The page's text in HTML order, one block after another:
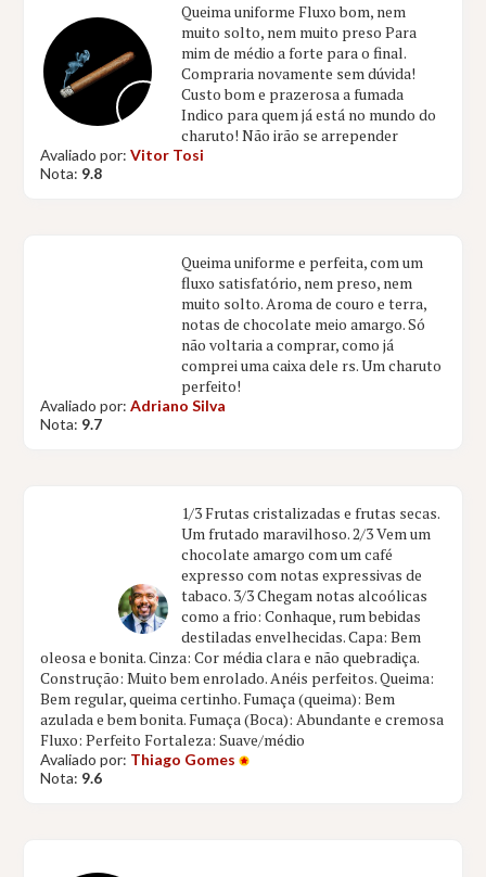
Queima uniforme Fluxo bom, nem
muito solto, nem muito preso Para
mim de médio a forte para o final.
Compraria novamente sem dúvida!
Custo bom e prazerosa a fumada
Indico para quem já está no mundo do
charuto! Não irão se arrepender
Avaliado por:Vitor Tosi
Nota: 9.8
Queima uniforme e perfeita, com um
fluxo satisfatório, nem preso, nem
muito solto. Aroma de couro e terra,
notas de chocolate meio amargo. Só
não voltaria a comprar, como já
comprei uma caixa dele rs. Um charuto
perfeito!
Avaliado por:Adriano Silva
Nota: 9.7
1/3 Frutas cristalizadas e frutas secas.
Um frutado maravilhoso. 2/3 Vem um
chocolate amargo com um café
expresso com notas expressivas de
tabaco. 3/3 Chegam notas alcoólicas
como a frio: Conhaque, rum bebidas
destiladas envelhecidas. Capa: Bem
oleosa e bonita. Cinza: Cor média clara e não quebradiça.
Construção: Muito bem enrolado. Anéis perfeitos. Queima:
Bem regular, queima certinho. Fumaça (queima): Bem
azulada e bem bonita. Fumaça (Boca): Abundante e cremosa
Fluxo: Perfeito Fortaleza: Suave/médio
Avaliado por: Thiago Gomes
Nota: 9.6